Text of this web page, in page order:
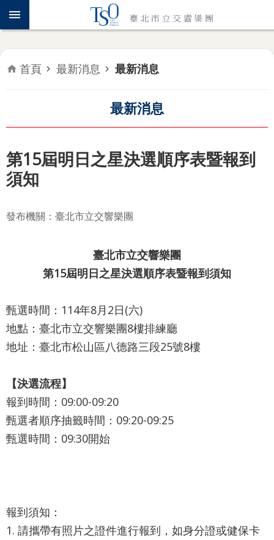
跳到主要內容區塊
認
識
年
音
樂
會
推
廣
消
息
品
及
出
版
品
訊
首頁 最新消息 最新消息
最新消息
第15屆明日之星決選順序表暨報到
須知
發布機關：臺北市立交響樂團
臺北市立交響樂團
第15屆明日之星決選順序表暨報到須知
甄選時間：114年8月2日(六)
地點：臺北市立交響樂團8樓排練廳
地址：臺北市松山區八德路三段25號8樓
【決選流程】
報到時間：09:00-09:20
甄選者順序抽籤時間：09:20-09:25
甄選時間：09:30開始
報到須知：
1. 請攜帶有照片之證件進行報到，如身分證或健保卡